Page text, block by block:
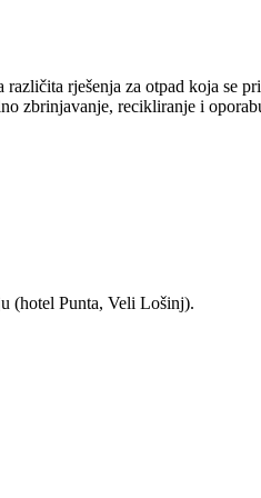
rješenja za otpad koja se
zbrinjavanje, recikliranje i
(hotel Punta, Veli Lošinj).